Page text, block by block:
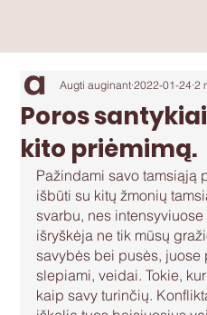
Poros
kito priėmimą.
Augti auginant 2022-01-24 2
Pažindami savo tamsiąją
išbūti su kitų žmonių
svarbu, nes
išryškėja ne tik mūsų
savybės bei pusės, juose
slepiami, veidai. Tokie,
kaip savy turinčių.